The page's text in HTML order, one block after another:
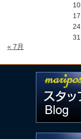
10
17
24
31
« 7月